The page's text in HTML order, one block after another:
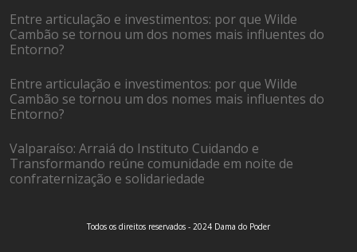
Entre articulação e investimentos: por que Wilde
Cambão se tornou um dos nomes mais influentes do
Entorno?
Entre articulação e investimentos: por que Wilde
Cambão se tornou um dos nomes mais influentes do
Entorno?
Valparaíso: Arraiá do Instituto Cuidando e
Transformando reúne comunidade em noite de
confraternização e solidariedade
Todos os direitos reservados - 2024 Dama do Poder